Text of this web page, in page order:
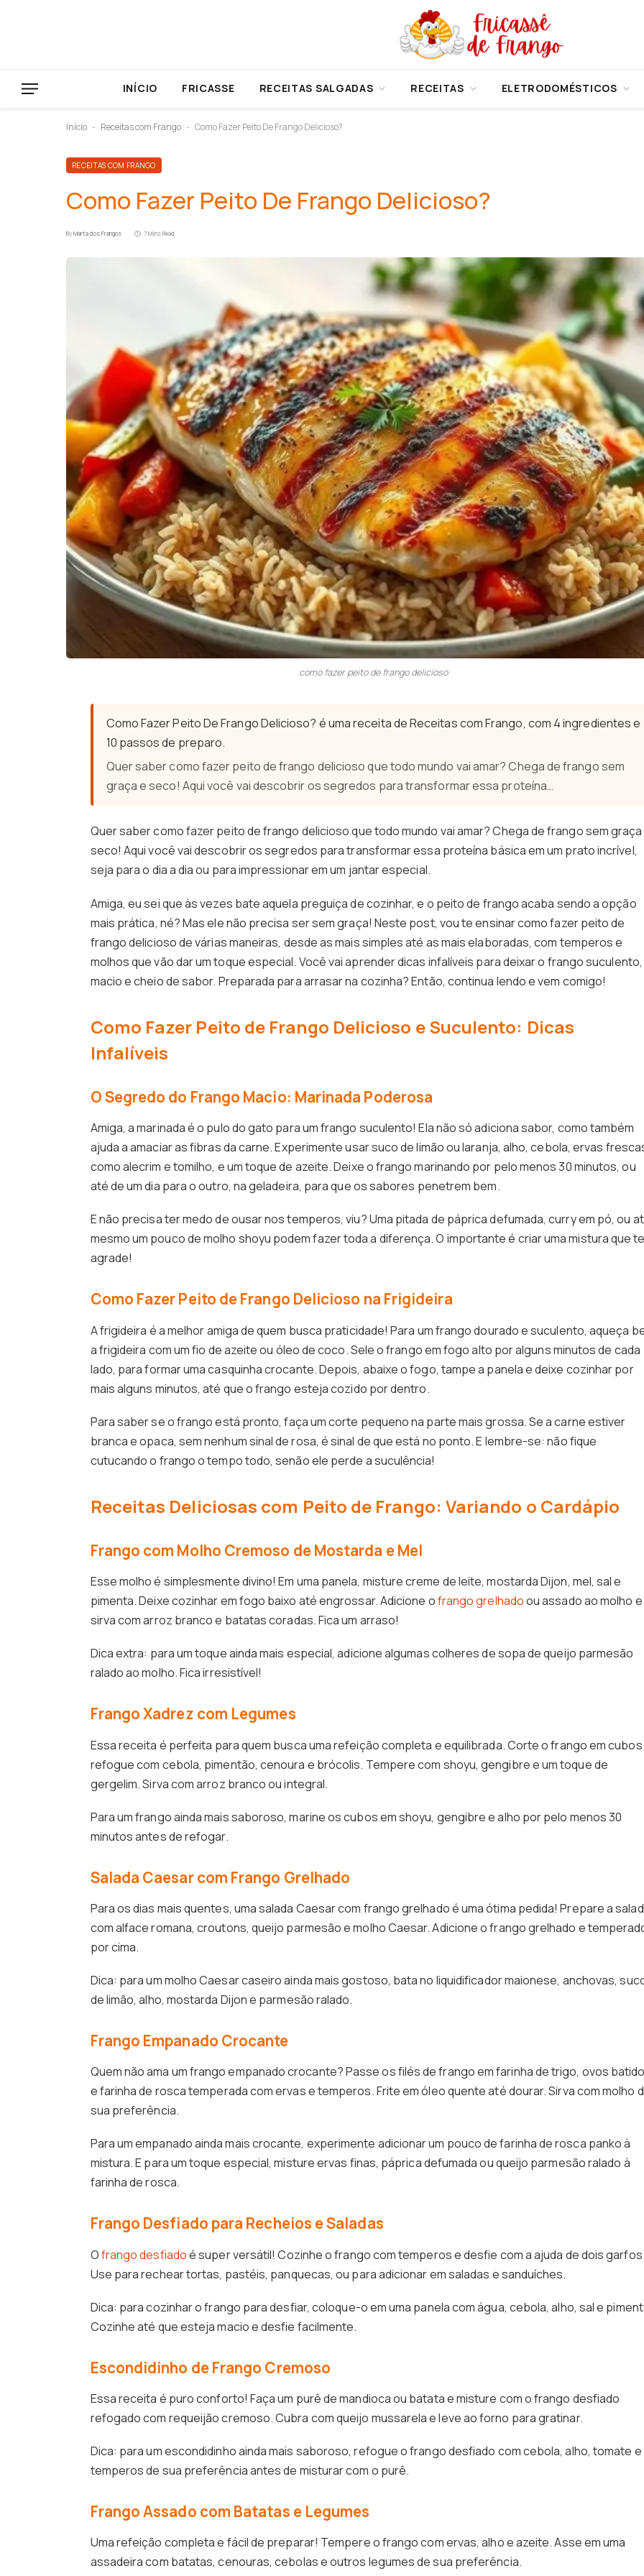
INÍCIO FRICASSE RECEITAS SALGADAS RECEITAS ELETRODOMÉSTICOS
Início - Receitas com Frango - Como Fazer Peito De Frango Delicioso?
RECEITAS COM FRANGO
Como Fazer Peito De Frango Delicioso?
ByMarta dos Frangos 7 Mins Read
como fazer peito de frango delicioso
Como Fazer Peito De Frango Delicioso? é uma receita de Receitas com Frango, com 4 ingredientes e
10 passos de preparo.
Quer saber como fazer peito de frango delicioso que todo mundo vai amar? Chega de frango sem
graça e seco! Aqui você vai descobrir os segredos para transformar essa proteína…
Quer saber como fazer peito de frango delicioso que todo mundo vai amar? Chega de frango sem
seco! Aqui você vai descobrir os segredos para transformar essa proteína básica em um prato incrível,
seja para o dia a dia ou para impressionar em um jantar especial.
Amiga, eu sei que às vezes bate aquela preguiça de cozinhar, e o peito de frango acaba sendo a opção
mais prática, né? Mas ele não precisa ser sem graça! Neste post, vou te ensinar como fazer peito de
frango delicioso de várias maneiras, desde as mais simples até as mais elaboradas, com temperos e
molhos que vão dar um toque especial. Você vai aprender dicas infalíveis para deixar o frango suculento,
macio e cheio de sabor. Preparada para arrasar na cozinha? Então, continua lendo e vem comigo!
Como Fazer Peito de Frango Delicioso e Suculento: Dicas
Infalíveis
O Segredo do Frango Macio: Marinada Poderosa
Amiga, a marinada é o pulo do gato para um frango suculento! Ela não só adiciona sabor, como também
ajuda a amaciar as fibras da carne. Experimente usar suco de limão ou laranja, alho, cebola, ervas
como alecrim e tomilho, e um toque de azeite. Deixe o frango marinando por pelo menos 30 minutos, ou
até de um dia para o outro, na geladeira, para que os sabores penetrem bem.
E não precisa ter medo de ousar nos temperos, viu? Uma pitada de páprica defumada, curry em pó, ou
mesmo um pouco de molho shoyu podem fazer toda a diferença. O importante é criar uma mistura que
agrade!
Como Fazer Peito de Frango Delicioso na Frigideira
A frigideira é a melhor amiga de quem busca praticidade! Para um frango dourado e suculento, aqueça
a frigideira com um fio de azeite ou óleo de coco. Sele o frango em fogo alto por alguns minutos de cada
lado, para formar uma casquinha crocante. Depois, abaixe o fogo, tampe a panela e deixe cozinhar por
mais alguns minutos, até que o frango esteja cozido por dentro.
Para saber se o frango está pronto, faça um corte pequeno na parte mais grossa. Se a carne estiver
branca e opaca, sem nenhum sinal de rosa, é sinal de que está no ponto. E lembre-se: não fique
cutucando o frango o tempo todo, senão ele perde a suculência!
Receitas Deliciosas com Peito de Frango: Variando o Cardápio
Frango com Molho Cremoso de Mostarda e Mel
Esse molho é simplesmente divino! Em uma panela, misture creme de leite, mostarda Dijon, mel, sal e
pimenta. Deixe cozinhar em fogo baixo até engrossar. Adicione ofrango grelhadoou assado ao molho e
sirva com arroz branco e batatas coradas. Fica um arraso!
Dica extra: para um toque ainda mais especial, adicione algumas colheres de sopa de queijo parmesão
ralado ao molho. Fica irresistível!
Frango Xadrez com Legumes
Essa receita é perfeita para quem busca uma refeição completa e equilibrada. Corte o frango em
refogue com cebola, pimentão, cenoura e brócolis. Tempere com shoyu, gengibre e um toque de
gergelim. Sirva com arroz branco ou integral.
Para um frango ainda mais saboroso, marine os cubos em shoyu, gengibre e alho por pelo menos 30
minutos antes de refogar.
Salada Caesar com Frango Grelhado
Para os dias mais quentes, uma salada Caesar com frango grelhado é uma ótima pedida! Prepare a
com alface romana, croutons, queijo parmesão e molho Caesar. Adicione o frango grelhado e
por cima.
Dica: para um molho Caesar caseiro ainda mais gostoso, bata no liquidificador maionese, anchovas,
de limão, alho, mostarda Dijon e parmesão ralado.
Frango Empanado Crocante
Quem não ama um frango empanado crocante? Passe os filés de frango em farinha de trigo, ovos
e farinha de rosca temperada com ervas e temperos. Frite em óleo quente até dourar. Sirva com molho
sua preferência.
Para um empanado ainda mais crocante, experimente adicionar um pouco de farinha de rosca panko à
mistura. E para um toque especial, misture ervas finas, páprica defumada ou queijo parmesão ralado à
farinha de rosca.
Frango Desfiado para Recheios e Saladas
Ofrango desfiadoé super versátil! Cozinhe o frango com temperos e desfie com a ajuda de dois
Use para rechear tortas, pastéis, panquecas, ou para adicionar em saladas e sanduíches.
Dica: para cozinhar o frango para desfiar, coloque-o em uma panela com água, cebola, alho, sal e
Cozinhe até que esteja macio e desfie facilmente.
Escondidinho de Frango Cremoso
Essa receita é puro conforto! Faça um purê de mandioca ou batata e misture com o frango desfiado
refogado com requeijão cremoso. Cubra com queijo mussarela e leve ao forno para gratinar.
Dica: para um escondidinho ainda mais saboroso, refogue o frango desfiado com cebola, alho, tomate e
temperos de sua preferência antes de misturar com o purê.
Frango Assado com Batatas e Legumes
Uma refeição completa e fácil de preparar! Tempere o frango com ervas, alho e azeite. Asse em uma
assadeira com batatas, cenouras, cebolas e outros legumes de sua preferência.